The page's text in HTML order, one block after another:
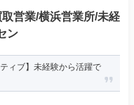
営業/横浜営業所/未経
ン
ィブ】未経験から活躍で